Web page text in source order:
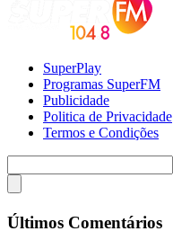
SuperPlay
Programas SuperFM
Publicidade
Politica de Privacidade
Termos e Condições
Últimos Comentários